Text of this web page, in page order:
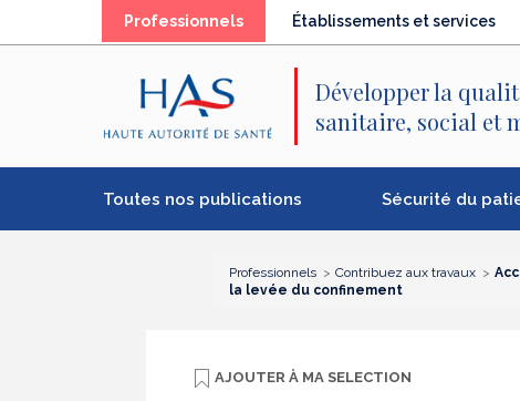
Professionnels(élémentÉtablissements et services
Développer la
sanitaire, social et
Toutes nos publications Sécurité du
Professionnels Contribuez aux travaux
la levée du confinement
AJOUTER À MA SELECTION